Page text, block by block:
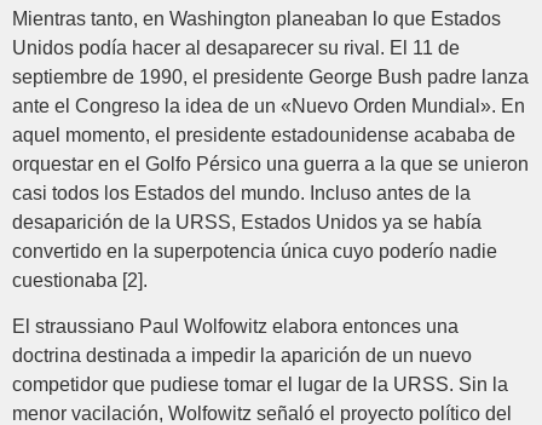
Mientras tanto, en Washington planeaban lo que Estados
Unidos podía hacer al desaparecer su rival. El 11 de
septiembre de 1990, el presidente George Bush padre lanza
ante el Congreso la idea de un «Nuevo Orden Mundial». En
aquel momento, el presidente estadounidense acababa de
orquestar en el Golfo Pérsico una guerra a la que se unieron
casi todos los Estados del mundo. Incluso antes de la
desaparición de la URSS, Estados Unidos ya se había
convertido en la superpotencia única cuyo poderío nadie
cuestionaba [2].
El straussiano Paul Wolfowitz elabora entonces una
doctrina destinada a impedir la aparición de un nuevo
competidor que pudiese tomar el lugar de la URSS. Sin la
menor vacilación, Wolfowitz señaló el proyecto político del